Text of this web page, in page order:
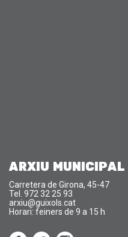
ARXIU MUNICIPAL
Carretera de Girona, 45-47
Tel. 972 32 25 93
arxiu@guixols.cat
Horari: feiners de 9 a 15 h